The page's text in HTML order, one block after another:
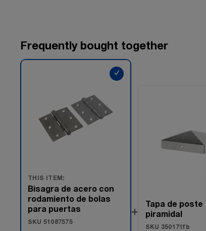
Frequently bought together
✓
THIS ITEM:
Bisagra de acero con
rodamiento de bolas
para puertas
SKU 51087575
+
Tapa de poste
piramidal
SKU 350171fb